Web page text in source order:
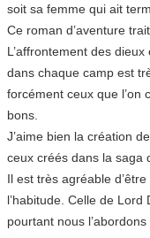
soit sa femme qui ait
Ce roman d’aventure
L’affrontement des
dans chaque camp est
forcément ceux que l’on
bons.
J’aime bien la création
ceux créés dans la saga
Il est très agréable
l’habitude. Celle de
pourtant nous